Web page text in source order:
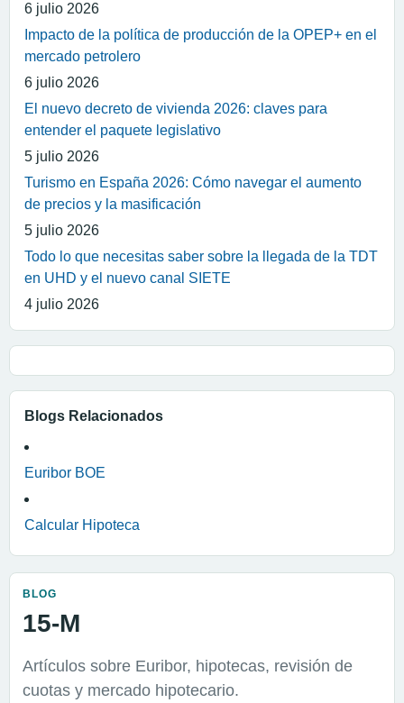
6 julio 2026
Impacto de la política de producción de la OPEP+ en el
mercado petrolero
6 julio 2026
El nuevo decreto de vivienda 2026: claves para
entender el paquete legislativo
5 julio 2026
Turismo en España 2026: Cómo navegar el aumento
de precios y la masificación
5 julio 2026
Todo lo que necesitas saber sobre la llegada de la TDT
en UHD y el nuevo canal SIETE
4 julio 2026
Blogs Relacionados
Euribor BOE
Calcular Hipoteca
BLOG
15-M
Artículos sobre Euribor, hipotecas, revisión de
cuotas y mercado hipotecario.